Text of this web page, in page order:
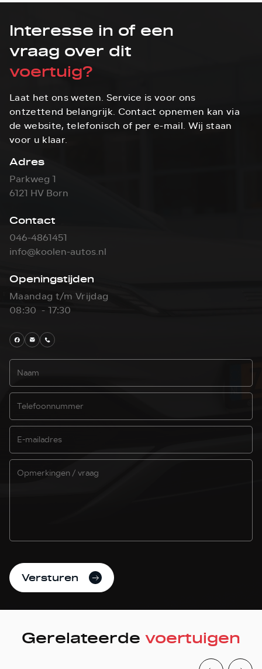
Interesse in of een
vraag over dit
voertuig?
Laat het ons weten. Service is voor ons
ontzettend belangrijk. Contact opnemen kan via
de website, telefonisch of per e-mail. Wij staan
voor u klaar.
Adres
Parkweg 1
6121 HV Born
Contact
046-4861451
info@koolen-autos.nl
Openingstijden
Maandag t/m Vrijdag
08:30 - 17:30
Versturen
Gerelateerde voertuigen